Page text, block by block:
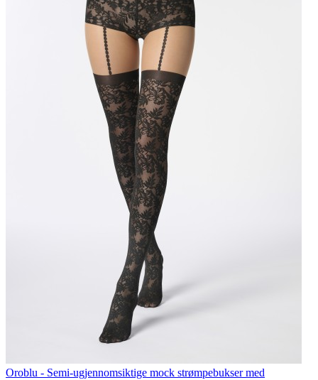
Oroblu - Semi-ugjennomsiktige mock strømpebukser med